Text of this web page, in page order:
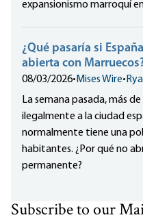
expansionismo marroquí
¿Qué pasaría si
abierta con
08/03/2026• Mises Wire•
La semana pasada, más
ilegalmente a la ciudad
normalmente tiene una
habitantes. ¿Por qué no
permanente?
Subscribe to our